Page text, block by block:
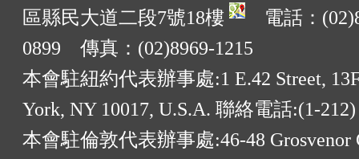
區縣民大道二段7號18樓
電話：
0899 傳真：(02)8969-1215
本會駐紐約代表辦事處:1 E.42 Street,
York, NY 10017, U.S.A. 聯絡電話:(1-212)
本會駐倫敦代表辦事處:46-48 Grosvenor